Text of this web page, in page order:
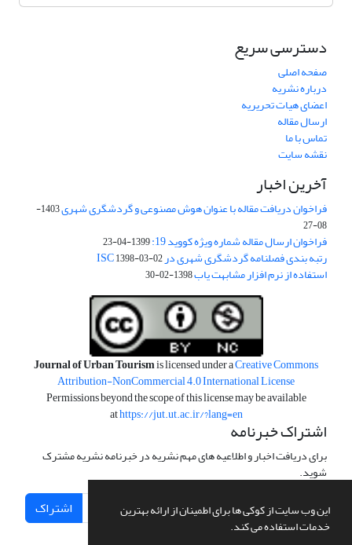
این وب سایت از کوکی ها برای اطمینان از ارائه بهترین
خدمات استفاده می کند.
دسترسی سریع
صفحه اصلی
درباره نشریه
اعضای هیات تحریریه
ارسال مقاله
تماس با ما
نقشه سایت
آخرین اخبار
فراخوان دریافت مقاله با عنوان هوش مصنوعی و گردشگری شهری
1403-
08-27
فراخوان ارسال مقاله شماره ویژه کووید 19: 1399-04-23
رتبه بندی فصلنامه گردشگری شهری در ISC1398-03-02
استفاده از نرم افزار مشابهت یاب1398-02-30
Journal of Urban Tourismis licensed under aCreative Commons
Attribution-NonCommercial 4.0 International License
Permissions beyond the scope of this license may be available
athttps://jut.ut.ac.ir/?lang=en
اشتراک خبرنامه
برای دریافت اخبار و اطلاعیه های مهم نشریه در خبرنامه نشریه مشترک
شوید.
اشتراک